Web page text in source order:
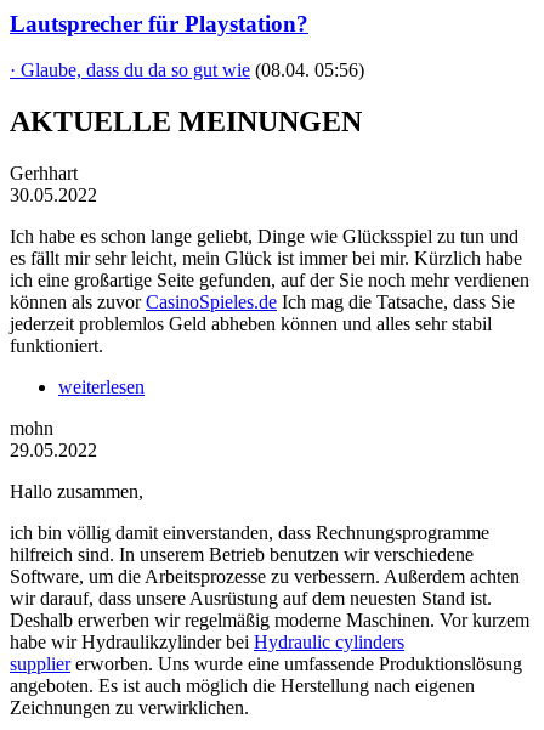
Lautsprecher für Playstation?
· Glaube, dass du da so gut wie (08.04. 05:56)
AKTUELLE MEINUNGEN
Gerhhart
30.05.2022
Ich habe es schon lange geliebt, Dinge wie Glücksspiel zu tun und
es fällt mir sehr leicht, mein Glück ist immer bei mir. Kürzlich habe
ich eine großartige Seite gefunden, auf der Sie noch mehr verdienen
können als zuvorCasinoSpieles.de Ich mag die Tatsache, dass Sie
jederzeit problemlos Geld abheben können und alles sehr stabil
funktioniert.
weiterlesen
mohn
29.05.2022
Hallo zusammen,
ich bin völlig damit einverstanden, dass Rechnungsprogramme
hilfreich sind. In unserem Betrieb benutzen wir verschiedene
Software, um die Arbeitsprozesse zu verbessern. Außerdem achten
wir darauf, dass unsere Ausrüstung auf dem neuesten Stand ist.
Deshalb erwerben wir regelmäßig moderne Maschinen. Vor kurzem
habe wir Hydraulikzylinder bei Hydraulic cylinders
suppliererworben. Uns wurde eine umfassende Produktionslösung
angeboten. Es ist auch möglich die Herstellung nach eigenen
Zeichnungen zu verwirklichen.